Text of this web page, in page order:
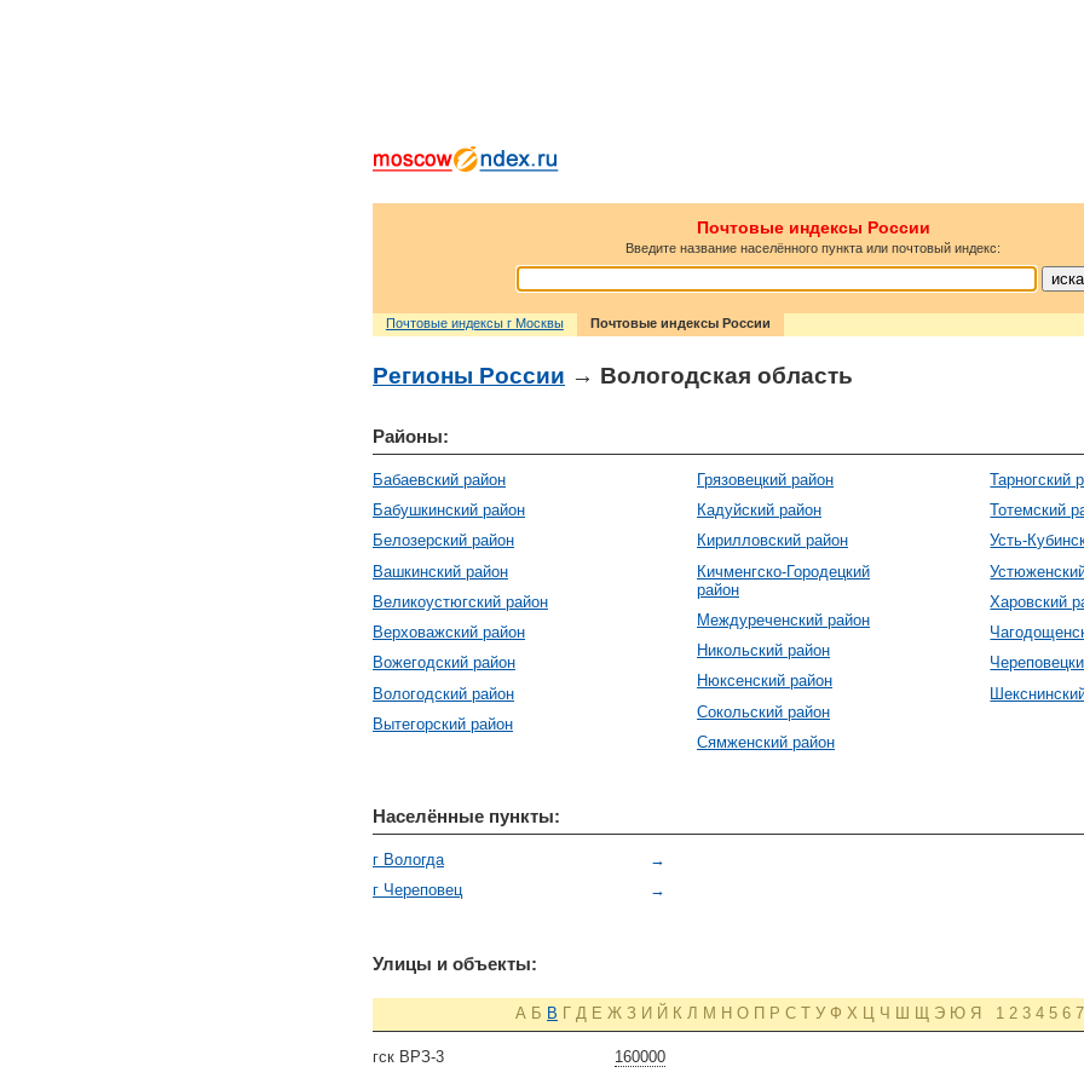
Почтовые индексы России
Введите название населённого пункта или почтовый индекс:
Почтовые индексы г Москвы Почтовые индексы России
Регионы России → Вологодская область
Районы:
Бабаевский район
Бабушкинский район
Белозерский район
Вашкинский район
Великоустюгский район
Верховажский район
Вожегодский район
Вологодский район
Вытегорский район
Грязовецкий район
Кадуйский район
Кирилловский район
Кичменгско-Городецкий
район
Междуреченский район
Никольский район
Нюксенский район
Сокольский район
Сямженский район
Тарногский
Тотемский
Усть-
Харовский
Населённые пункты:
→
г Вологда
→
г Череповец
Улицы и объекты:
А Б В Г Д Е Ж З И Й К Л М Н О П Р С Т У Ф Х Ц Ч Ш Щ Э Ю Я 1 2 3 4 5 6 7
160000
гск ВРЗ-3